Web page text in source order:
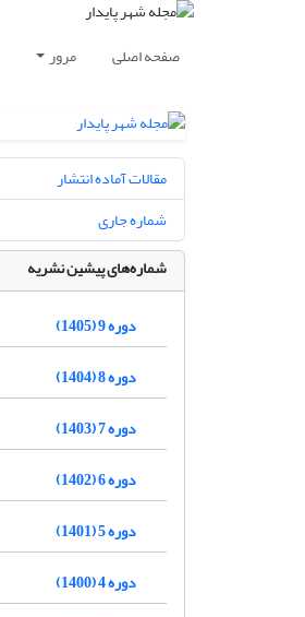
صفحه اصلی مرور
مقالات آماده انتشار
شماره جاری
شماره‌های پیشین نشریه
دوره 9 (1405)
دوره 8 (1404)
دوره 7 (1403)
دوره 6 (1402)
دوره 5 (1401)
دوره 4 (1400)